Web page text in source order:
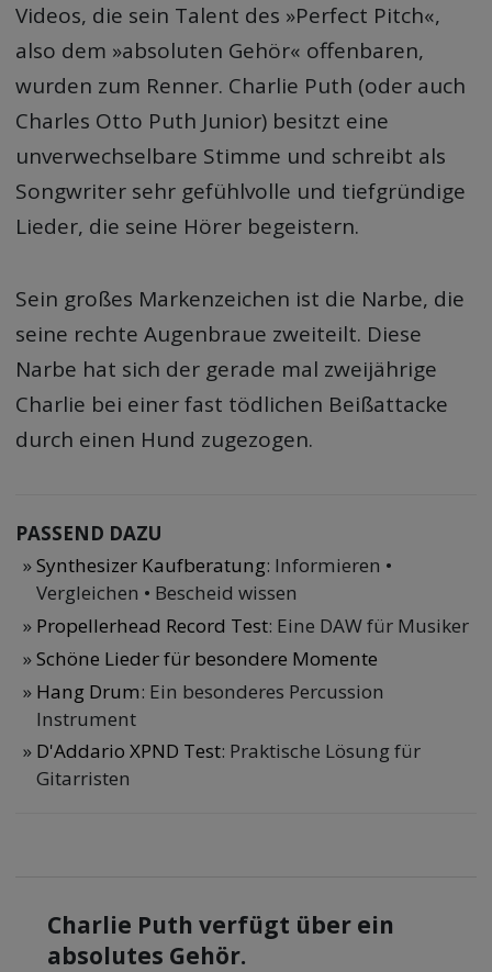
Videos, die sein Talent des »Perfect Pitch«,
also dem »absoluten Gehör« offenbaren,
wurden zum Renner. Charlie Puth (oder auch
Charles Otto Puth Junior) besitzt eine
unverwechselbare Stimme und schreibt als
Songwriter sehr gefühlvolle und tiefgründige
Lieder, die seine Hörer begeistern.
Sein großes Markenzeichen ist die Narbe, die
seine rechte Augenbraue zweiteilt. Diese
Narbe hat sich der gerade mal zweijährige
Charlie bei einer fast tödlichen Beißattacke
durch einen Hund zugezogen.
PASSEND DAZU
Synthesizer Kaufberatung: Informieren •
Vergleichen • Bescheid wissen
Propellerhead Record Test: Eine DAW für Musiker
Schöne Lieder für besondere Momente
Hang Drum: Ein besonderes Percussion
Instrument
D'Addario XPND Test: Praktische Lösung für
Gitarristen
Charlie Puth verfügt über ein
absolutes Gehör.